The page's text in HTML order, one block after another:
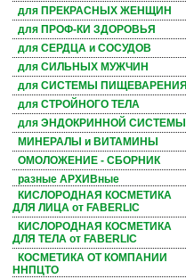
для ПРЕКРАСНЫХ ЖЕНЩИН
для ПРОФ-КИ ЗДОРОВЬЯ
для СЕРДЦА и СОСУДОВ
для СИЛЬНЫХ МУЖЧИН
для СИСТЕМЫ ПИЩЕВАРЕНИЯ
для СТРОЙНОГО ТЕЛА
для ЭНДОКРИННОЙ СИСТЕМЫ
МИНЕРАЛЫ и ВИТАМИНЫ
ОМОЛОЖЕНИЕ - СБОРНИК
разные АРХИВные
КИСЛОРОДНАЯ КОСМЕТИКА
ДЛЯ ЛИЦА от FABERLIC
КИСЛОРОДНАЯ КОСМЕТИКА
ДЛЯ ТЕЛА от FABERLIC
КОСМЕТИКА ОТ КОМПАНИИ
ННПЦТО